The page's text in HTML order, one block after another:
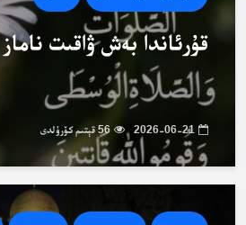
قۇرئاندا بەش ۋاقىت ناماز
2026-06-21 56 قېتىم كۆرۈلدى